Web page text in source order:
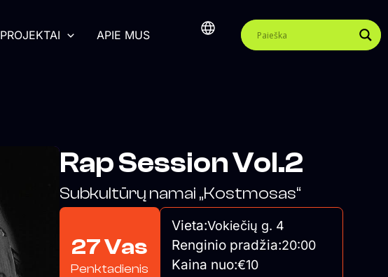
PROJEKTAI APIE MUS
Rap Session Vol.2
Subkultūrų namai „Kostmosas“
27 Vas
Penktadienis
Vieta:Vokiečių g. 4
Renginio pradžia:20:00
Kaina nuo:€10